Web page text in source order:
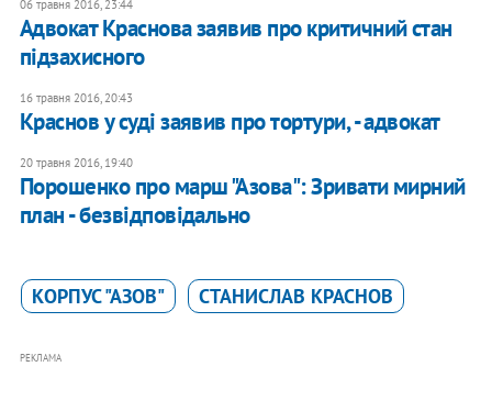
06 травня 2016, 23:44
Адвокат Краснова заявив про критичний стан
підзахисного
16 травня 2016, 20:43
Краснов у суді заявив про тортури, - адвокат
20 травня 2016, 19:40
Порошенко про марш "Азова": Зривати мирний
план - безвідповідально
КОРПУС "АЗОВ" СТАНИСЛАВ КРАСНОВ
РЕКЛАМА